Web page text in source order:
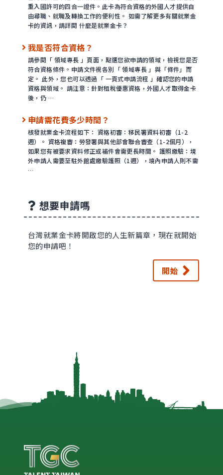
重入國許可的四合一證件。此卡為符合資格的外國人才提供自
由尋職、就職及轉換工作的便利性。 如需了解更多有關就業金
卡的資訊，請詳閱 什麼是就業金卡？
我是否符合資格？
請參閱「 領域專長 」頁面，點選您欲申請的領域，檢視您是否
符合資格條件。申請文件視各別「 領域專長 」與「條件」而
定。 此外，您也可以透過「 一頁式申請流程 」確認您的申請
資格與領域。 請注意：針對租稅優惠資格，外國人才取得金卡
後，仍 …
申請需花費多少時間？
核發就業金卡流程如下： 資格初審：移民署資料初審（1-2
週）。 資格複審：勞發署與其他部會聯合審查（1-2個月），
如果您有被要求資料修正或補件會需更長時間。 護照繳驗：境
外申請人需要至駐外館處繳驗護照（1週），境內申請人則不需
…
想要申請嗎
台灣就業金卡將開啟您的人生新篇章，現在就開始
您的申請吧！
開始